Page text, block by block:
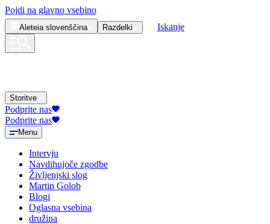
Pojdi na glavno vsebino
Aleteia slovenščina Razdelki Iskanje
Storitve
Podprite nas
Podprite nas
Menu
Intervju
Navdihujoče zgodbe
Življenjski slog
Martin Golob
Blogi
Oglasna vsebina
družina